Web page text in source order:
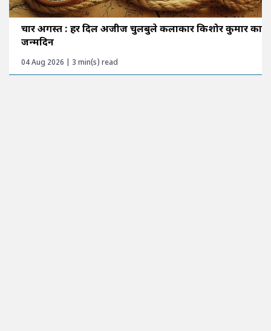
चार अगस्त : हर दिल अजीज चुलबुले कलाकार किशोर कुमार का
जन्मदिन
04 Aug 2026 | 3 min(s) read